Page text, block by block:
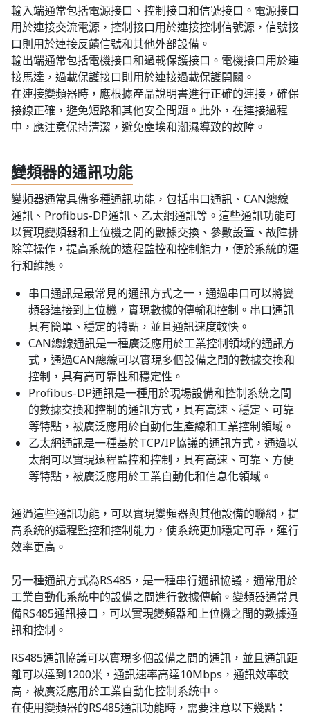
輸入端通常包括電源接口、控制接口和信號接口。電源接口
用於連接交流電源，控制接口用於連接控制信號源，信號接
口則用於連接反饋信號和其他外部設備。
輸出端通常包括電機接口和過載保護接口。電機接口用於連
接馬達，過載保護接口則用於連接過載保護開關。
在連接變頻器時，應根據產品說明書進行正確的連接，確保
接線正確，避免短路和其他安全問題。此外，在連接過程
中，應注意保持清潔，避免塵埃和潮濕導致的故障。
變頻器的通訊功能
變頻器通常具備多種通訊功能，包括串口通訊、CAN總線
通訊、Profibus-DP通訊、乙太網通訊等。這些通訊功能可
以實現變頻器和上位機之間的數據交換、參數設置、故障排
除等操作，提高系統的遠程監控和控制能力，便於系統的運
行和維護。
串口通訊是最常見的通訊方式之一，通過串口可以將變
頻器連接到上位機，實現數據的傳輸和控制。串口通訊
具有簡單、穩定的特點，並且通訊速度較快。
CAN總線通訊是一種廣泛應用於工業控制領域的通訊方
式，通過CAN總線可以實現多個設備之間的數據交換和
控制，具有高可靠性和穩定性。
Profibus-DP通訊是一種用於現場設備和控制系統之間
的數據交換和控制的通訊方式，具有高速、穩定、可靠
等特點，被廣泛應用於自動化生產線和工業控制領域。
乙太網通訊是一種基於TCP/IP協議的通訊方式，通過以
太網可以實現遠程監控和控制，具有高速、可靠、方便
等特點，被廣泛應用於工業自動化和信息化領域。
通過這些通訊功能，可以實現變頻器與其他設備的聯網，提
高系統的遠程監控和控制能力，使系統更加穩定可靠，運行
效率更高。
另一種通訊方式為RS485，是一種串行通訊協議，通常用於
工業自動化系統中的設備之間進行數據傳輸。變頻器通常具
備RS485通訊接口，可以實現變頻器和上位機之間的數據通
訊和控制。
RS485通訊協議可以實現多個設備之間的通訊，並且通訊距
離可以達到1200米，通訊速率高達10Mbps，通訊效率較
高，被廣泛應用於工業自動化控制系統中。
在使用變頻器的RS485通訊功能時，需要注意以下幾點：